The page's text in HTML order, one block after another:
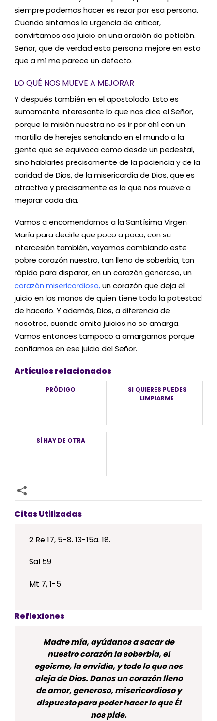
siempre podemos hacer es rezar por esa persona.
Cuando sintamos la urgencia de criticar,
convirtamos ese juicio en una oración de petición.
Señor, que de verdad esta persona mejore en esto
que a mí me parece un defecto.
LO QUÉ NOS MUEVE A MEJORAR
Y después también en el apostolado. Esto es
sumamente interesante lo que nos dice el Señor,
porque la misión nuestra no es ir por ahí con un
martillo de herejes señalando en el mundo a la
gente que se equivoca como desde un pedestal,
sino hablarles precisamente de la paciencia y de la
caridad de Dios, de la misericordia de Dios, que es
atractiva y precisamente es la que nos mueve a
mejorar cada día.
Vamos a encomendarnos a la Santísima Virgen
María para decirle que poco a poco, con su
intercesión también, vayamos cambiando este
pobre corazón nuestro, tan lleno de soberbia, tan
rápido para disparar, en un corazón generoso, un
corazón misericordioso,un corazón que deja el
juicio en las manos de quien tiene toda la potestad
de hacerlo. Y además, Dios, a diferencia de
nosotros, cuando emite juicios no se amarga.
Vamos entonces tampoco a amargarnos porque
confiamos en ese juicio del Señor.
Artículos relacionados
PRÓDIGO
SI QUIERES PUEDES
LIMPIARME
SÍ HAY DE OTRA
Citas Utilizadas
2 Re 17, 5-8. 13-15a. 18.
Sal 59
Mt 7, 1-5
Reflexiones
Madre mía, ayúdanos a sacar de
nuestro corazón la soberbia, el
egoísmo, la envidia, y todo lo que nos
aleja de Dios. Danos un corazón lleno
de amor, generoso, misericordioso y
dispuesto para poder hacer lo que Él
nos pide.